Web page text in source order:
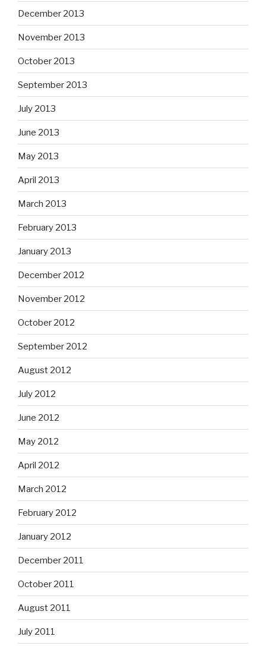
December 2013
November 2013
October 2013
September 2013
July 2013
June 2013
May 2013
April 2013
March 2013
February 2013
January 2013
December 2012
November 2012
October 2012
September 2012
August 2012
July 2012
June 2012
May 2012
April 2012
March 2012
February 2012
January 2012
December 2011
October 2011
August 2011
July 2011